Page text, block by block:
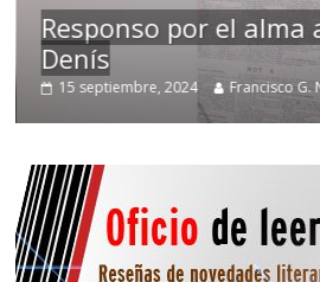
Responso por el
Denís
15 septiembre, 2024 Francisco G.